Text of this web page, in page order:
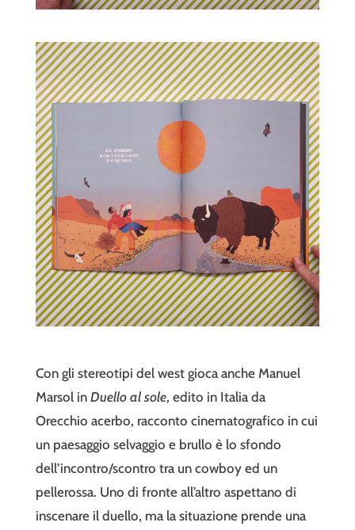
Con gli stereotipi del west gioca anche Manuel
Marsol in Duello al sole, edito in Italia da
Orecchio acerbo, racconto cinematografico in cui
un paesaggio selvaggio e brullo è lo sfondo
dell’incontro/scontro tra un cowboy ed un
pellerossa. Uno di fronte all’altro aspettano di
inscenare il duello, ma la situazione prende una